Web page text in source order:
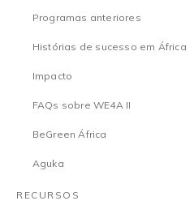
Programas anteriores
Histórias de sucesso em África
Impacto
FAQs sobre WE4A II
BeGreen África
Aguka
RECURSOS